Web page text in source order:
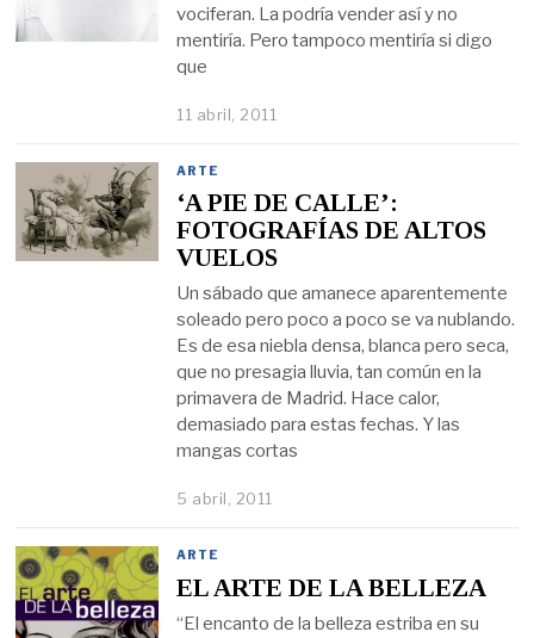
vociferan. La podría vender así y no
mentiría. Pero tampoco mentiría si digo
que
11 abril, 2011
ARTE
‘A PIE DE CALLE’:
FOTOGRAFÍAS DE ALTOS
VUELOS
Un sábado que amanece aparentemente
soleado pero poco a poco se va nublando.
Es de esa niebla densa, blanca pero seca,
que no presagia lluvia, tan común en la
primavera de Madrid. Hace calor,
demasiado para estas fechas. Y las
mangas cortas
5 abril, 2011
ARTE
EL ARTE DE LA BELLEZA
“El encanto de la belleza estriba en su